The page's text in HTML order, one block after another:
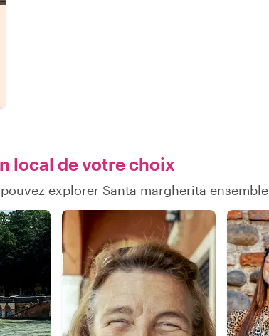
local de votre choix
explorer Santa margherita ensemble